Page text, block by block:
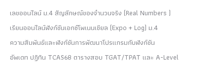
เลขออนไลน์ ม.4 สัญลักษณ์ของจำนวนจริง (Real Numbers )
เรียนออนไลน์ฟังก์ชันเอกซ์โพเนนเชียล (Expo + Log) ม.4
ความสัมพันธ์และฟังก์ชันการพัฒนาโปรแกรมกับฟังก์ชัน
อัพเดท ปฏิทิน TCAS68 ตารางสอบ TGAT/TPAT และ A-Level